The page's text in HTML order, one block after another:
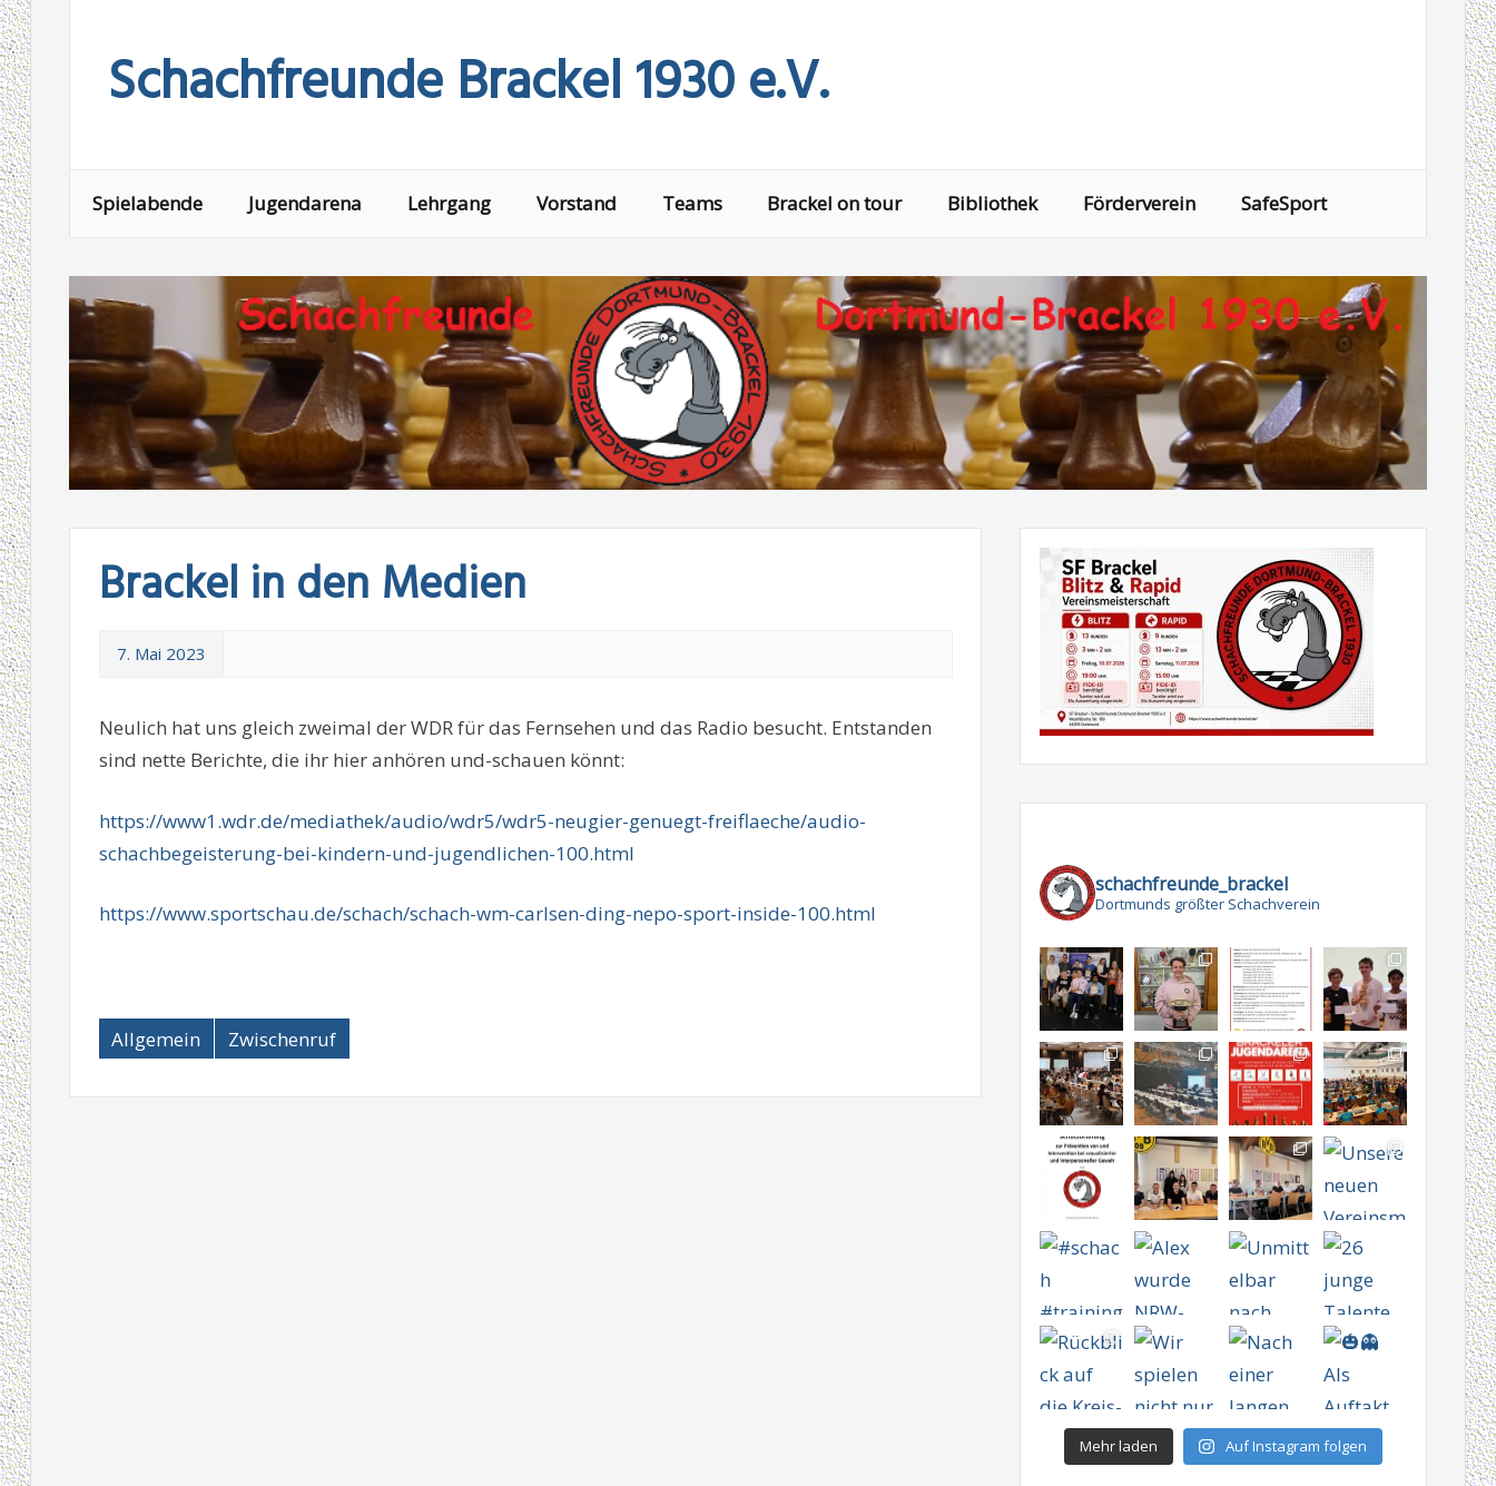
contentSchachfreunde Brackel 1930 e.V.
Spielabende Jugendarena Lehrgang Vorstand Teams Brackel on tour Bibliothek Förderverein SafeSport
Brackel in den Medien
7. Mai 2023
Neulich hat uns gleich zweimal der WDR für das Fernsehen und das Radio besucht. Entstanden
sind nette Berichte, die ihr hier anhören und-schauen könnt:
https://www1.wdr.de/mediathek/audio/wdr5/wdr5-neugier-genuegt-freiflaeche/audio-
schachbegeisterung-bei-kindern-und-jugendlichen-100.html
https://www.sportschau.de/schach/schach-wm-carlsen-ding-nepo-sport-inside-100.html
Allgemein Zwischenruf
schachfreunde_brackel
Dortmunds größter Schachverein
Mehr laden Auf Instagram folgen